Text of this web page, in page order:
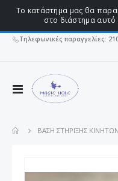
Το κατάστημα μας θα
στο διάστημα
Τηλεφωνικές παραγγελίες:
Εναλλαγή
Πλοήγησης
ΒΆΣΗ ΣΤΉΡΙΞΗΣ
στο